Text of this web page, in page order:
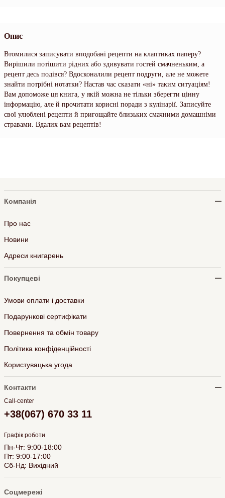
Опис
Втомилися записувати вподобані рецепти на клаптиках паперу?
Вирішили потішити рідних або здивувати гостей смачненьким, а
рецепт десь подівся? Вдосконалили рецепт подруги, але не можете
знайти потрібні нотатки? Настав час сказати «ні» таким ситуаціям!
Вам допоможе ця книга, у якій можна не тільки зберегти цінну
інформацію, але й прочитати корисні поради з кулінарії. Записуйте
свої улюблені рецепти й пригощайте близьких смачними домашніми
стравами. Вдалих вам рецептів!
Компанія
Про нас
Новини
Адреси книгарень
Покупцеві
Умови оплати і доставки
Подарункові сертифікати
Повернення та обмін товару
Політика конфіденційності
Користувацька угода
Контакти
Call-center
+38(067) 670 33 11
Графік роботи
Пн-Чт: 9:00-18:00
Пт: 9:00-17:00
Сб-Нд: Вихідний
Соцмережі